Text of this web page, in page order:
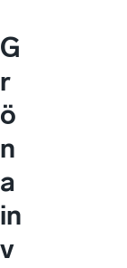
G
r
ö
n
a
in
v